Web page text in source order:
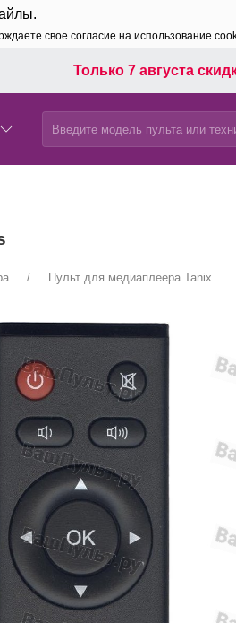
свое согласие на использование
Только 7 августа
Пульт для медиаплеера Tanix